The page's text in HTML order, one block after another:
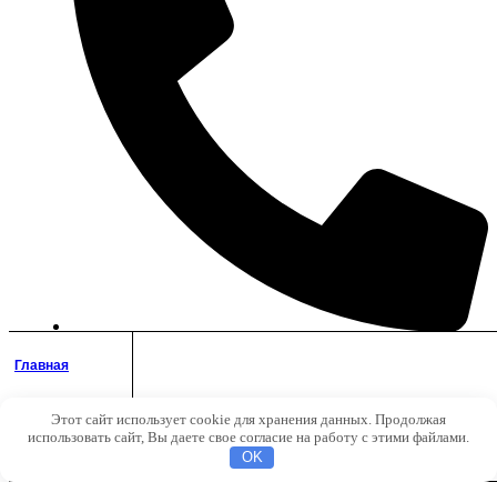
Главная
Аккаунт
Поиск
Этот сайт использует cookie для хранения данных. Продолжая
использовать сайт, Вы даете свое согласие на работу с этими файлами.
OK